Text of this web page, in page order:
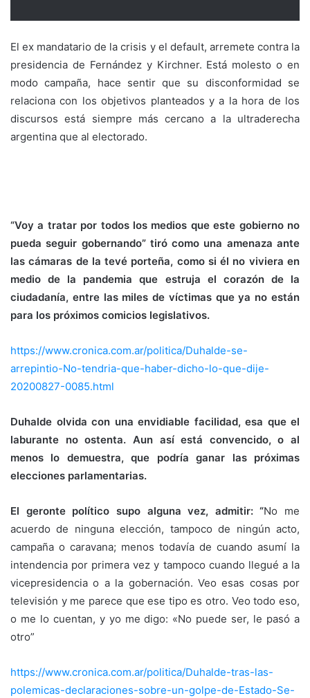
El ex mandatario de la crisis y el default, arremete contra la
presidencia de Fernández y Kirchner. Está molesto o en
modo campaña, hace sentir que su disconformidad se
relaciona con los objetivos planteados y a la hora de los
discursos está siempre más cercano a la ultraderecha
argentina que al electorado.
“Voy a tratar por todos los medios que este gobierno no
pueda seguir gobernando” tiró como una amenaza ante
las cámaras de la tevé porteña, como si él no viviera en
medio de la pandemia que estruja el corazón de la
ciudadanía, entre las miles de víctimas que ya no están
para los próximos comicios legislativos.
https://www.cronica.com.ar/politica/Duhalde-se-
arrepintio-No-tendria-que-haber-dicho-lo-que-dije-
20200827-0085.html
Duhalde olvida con una envidiable facilidad, esa que el
laburante no ostenta. Aun así está convencido, o al
menos lo demuestra, que podría ganar las próximas
elecciones parlamentarias.
El geronte político supo alguna vez, admitir: “No me
acuerdo de ninguna elección, tampoco de ningún acto,
campaña o caravana; menos todavía de cuando asumí la
intendencia por primera vez y tampoco cuando llegué a la
vicepresidencia o a la gobernación. Veo esas cosas por
televisión y me parece que ese tipo es otro. Veo todo eso,
o me lo cuentan, y yo me digo: «No puede ser, le pasó a
otro”
https://www.cronica.com.ar/politica/Duhalde-tras-las-
polemicas-declaraciones-sobre-un-golpe-de-Estado-Se-